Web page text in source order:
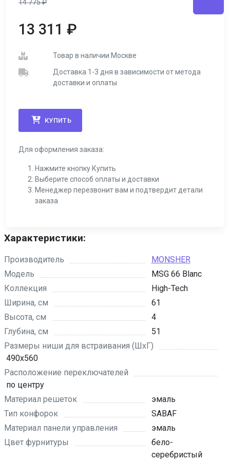
14 775₽
13 311 ₽
Товар в наличии Москве
Доставка 1-3 дня в зависимости от метода
доставки и оплаты
КУПИТЬ
Для оформления заказа:
Нажмите кнопку Купить
Выберите способ оплаты и доставки
Менеджер перезвонит вам и подтвердит детали
заказа
Характеристики:
Производитель
MONSHER
Модель
MSG 66 Blanc
Коллекция
High-Tech
Ширина, см
61
Высота, см
4
Глубина, см
51
Размеры ниши для встраивания (ШхГ)
490х560
Расположение переключателей
по центру
Материал решеток
эмаль
Тип конфорок
SABAF
Материал панели управления
эмаль
Цвет фурнитуры
бело-
серебристый